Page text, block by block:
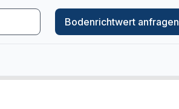
Bodenrichtwert anfragen